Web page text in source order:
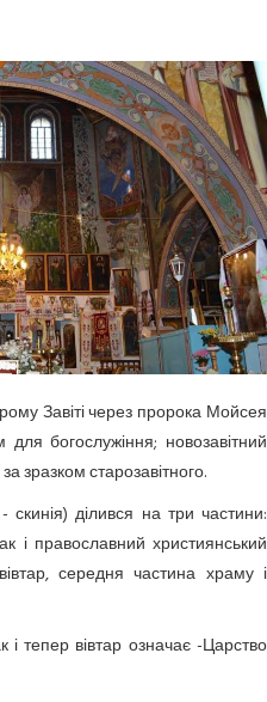
Завіті через пророка Мойсея
богослужіння; новозавітний
зразком старозавітного.
скинія) ділився на три частини:
і православний християнський
середня частина храму і
і тепер вівтар означає -Царство